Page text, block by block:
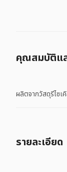
คุณสมบัติแล
ผลิตจากวัสดุรีไซ
รายละเอียด